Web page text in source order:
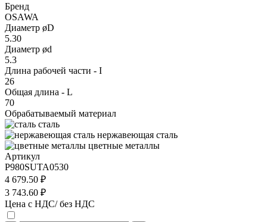
Бренд
OSAWA
Диаметр øD
5.30
Диаметр ød
5.3
Длина рабочей части - I
26
Общая длина - L
70
Обрабатываемый материал
сталь
нержавеющая сталь
цветные металлы
Артикул
P980SUTA0530
4 679.50 ₽
3 743.60 ₽
Цена с НДС/ без НДС